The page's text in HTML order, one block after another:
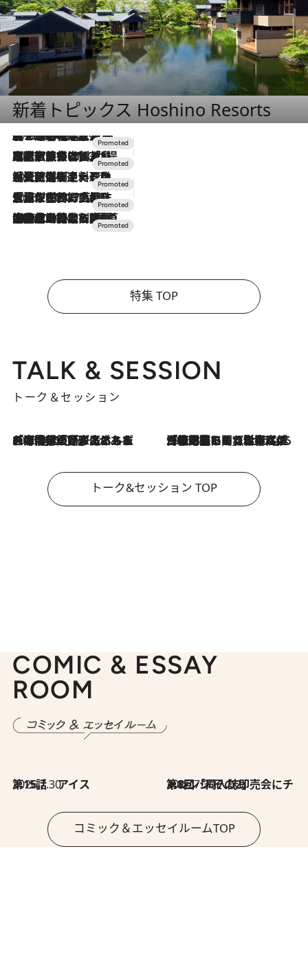
新着トピックス Hoshino Resorts
2026.8.7
【トンボの足水浴】ヒノキの香りに包まれて涼感マックス！約13℃の湧水かけ流しを避暑地「星野温泉 トンボの湯」で体験
2026.7.31
【ホテル帰省】という選択肢をOMOが提案。家族とほどよい距離を保つには「昼は実家、夜は気兼ねなくホテルで！」
2026.7.24
【夏限定ディナーコース】旬を迎える稚鮎や花ズッキーニなどをイタリア・トスカーナの郷土料理の手法で満喫！
2026.7.17
「土佐和ハーブかき氷」がOMO7高知に登場！生姜、山椒、大葉など目にも舌にも涼を呼ぶ郷土の味
2026.7.10
NEW OPEN！【界 草津】名湯の地に誕生。趣の異なる2種の温泉と上州ならではの会席・蕎麦割烹など美食を味わう究極の癒やし旅
特集 TOP
TALK & SESSION
トーク＆セッション
2026.8.3
「今後値上げがあるとすれば…」「リスクがあるのは今年の冬」エネルギー専門家が語る、ホルムズ海峡封鎖が家庭にもたらす“ある心配” 2026.8.3
「住宅建てられない…」「サーチャージ料の高値が続いている」ホルムズ海峡封鎖による影響はいつまで続く？《エネルギー専門家に聞く“どうなる日本の暮らし”》
トーク&セッション TOP
COMIC & ESSAY
ROOM
2026.7.30
第15話 アイス 2026.7.30
第8回「同人誌即売会にチャレンジ その2」
コミック＆エッセイルームTOP